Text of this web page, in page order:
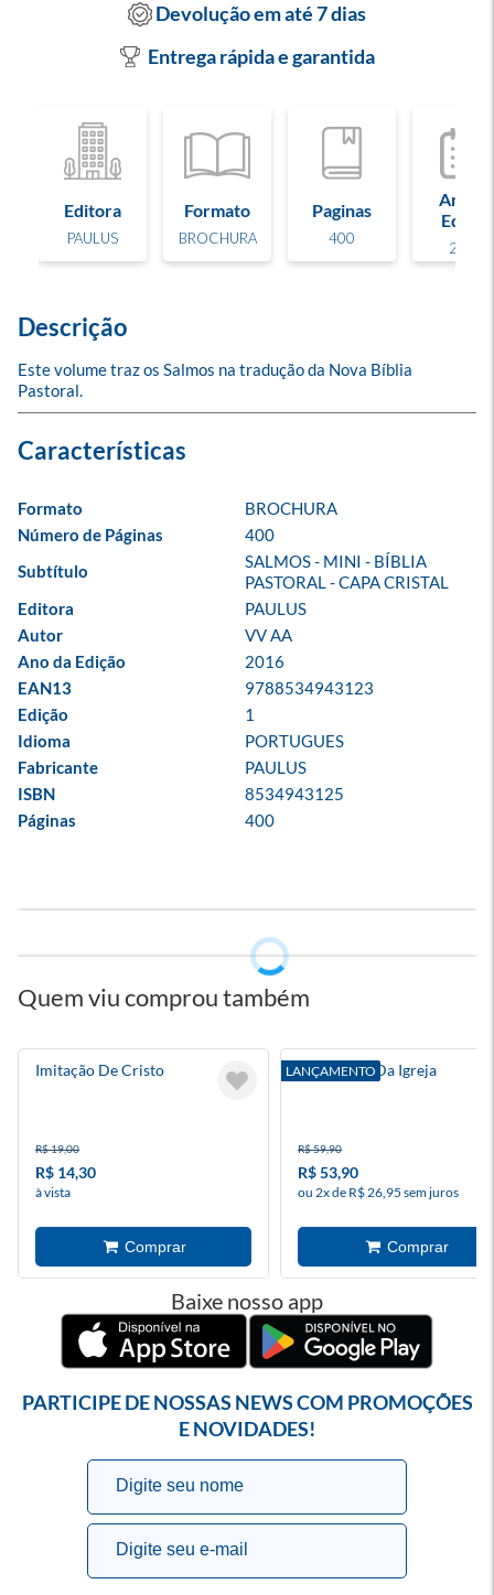
Devolução em até 7 dias
Entrega rápida e garantida
Editora
PAULUS
Formato
BROCHURA
Paginas
400
Ano de
Edição
2016
Descrição
Este volume traz os Salmos na tradução da Nova Bíblia
Pastoral.
Formato
BROCHURA
Número de Páginas
400
Subtítulo
SALMOS - MINI - BÍBLIA
PASTORAL - CAPA CRISTAL
Editora
PAULUS
Autor
VV AA
Ano da Edição
2016
EAN13
9788534943123
Edição
1
Idioma
PORTUGUES
Fabricante
PAULUS
ISBN
8534943125
Páginas
400
Quem viu comprou também
Imitação De Cristo
R$ 19,00
R$ 14,30
à vista
LANÇAMENTO
O Mistério Da Igreja
R$ 59,90
R$ 53,90
ou 2x de R$ 26,95 sem juros
Baixe nosso app
PARTICIPE DE NOSSAS NEWS COM PROMOÇÕES
E NOVIDADES!